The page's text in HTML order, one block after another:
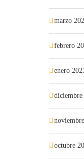
marzo
febrero
enero
diciembre
octubre